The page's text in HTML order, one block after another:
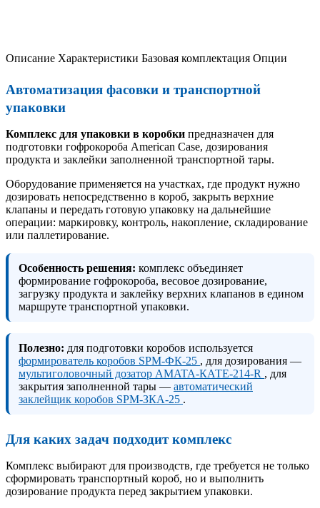
Описание Характеристики Базовая комплектация Опции
Автоматизация фасовки и транспортной
упаковки
Комплекс для упаковки в коробки предназначен для
подготовки гофрокороба American Case, дозирования
продукта и заклейки заполненной транспортной тары.
Оборудование применяется на участках, где продукт нужно
дозировать непосредственно в короб, закрыть верхние
клапаны и передать готовую упаковку на дальнейшие
операции: маркировку, контроль, накопление, складирование
или паллетирование.
Особенность решения: комплекс объединяет
формирование гофрокороба, весовое дозирование,
загрузку продукта и заклейку верхних клапанов в едином
маршруте транспортной упаковки.
Полезно: для подготовки коробов используется
формирователь коробов SPM-ФК-25 , для дозирования —
мультиголовочный дозатор AMATA-КАТЕ-214-R , для
закрытия заполненной тары — автоматический
заклейщик коробов SPM-ЗКА-25 .
Для каких задач подходит комплекс
Комплекс выбирают для производств, где требуется не только
сформировать транспортный короб, но и выполнить
дозирование продукта перед закрытием упаковки.